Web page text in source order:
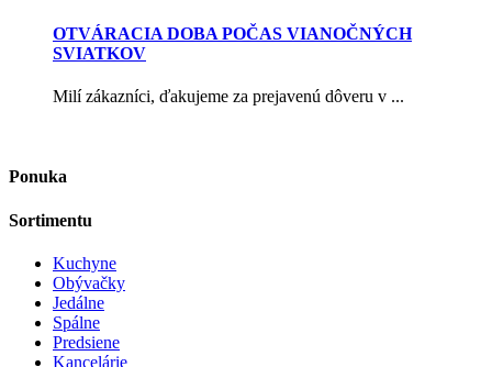
OTVÁRACIA DOBA POČAS VIANOČNÝCH
SVIATKOV
Milí zákazníci, ďakujeme za prejavenú dôveru v ...
Ponuka
Sortimentu
Kuchyne
Obývačky
Jedálne
Spálne
Predsiene
Kancelárie